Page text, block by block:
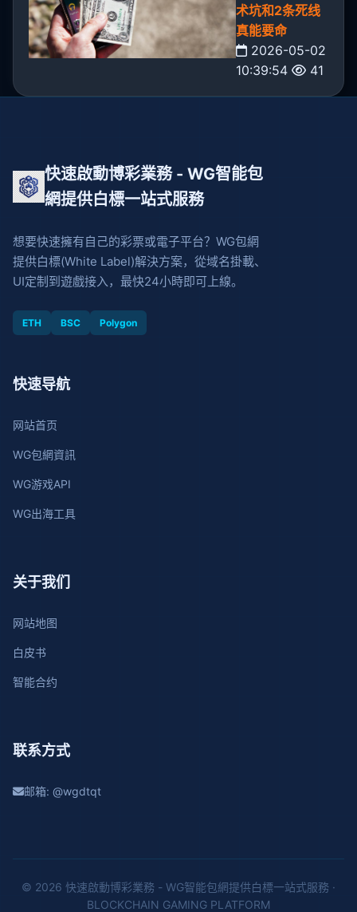
术坑和2条死线
真能要命
2026-05-02
10:39:54
41
快速啟動博彩業務 - WG智能包
網提供白標一站式服務
想要快速擁有自己的彩票或電子平台？WG包網
提供白標(White Label)解決方案，從域名掛載、
UI定制到遊戲接入，最快24小時即可上線。
ETH BSC Polygon
快速导航
网站首页
WG包網資訊
WG游戏API
WG出海工具
关于我们
网站地图
白皮书
智能合约
联系方式
邮箱: @wgdtqt
© 2026 快速啟動博彩業務 - WG智能包網提供白標一站式服務 ·
BLOCKCHAIN GAMING PLATFORM